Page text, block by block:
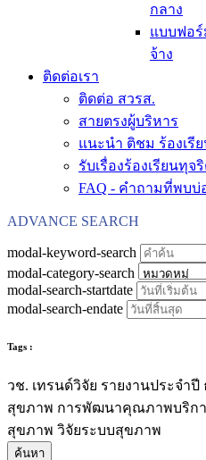
กลาง
แบบฟอร์
จ้าง
ติดต่อเรา
ติดต่อ สวรส.
สายตรงผู้บริหาร
แนะนำ ติชม ร้องเรี
รับเรื่องร้องเรียนทุจ
FAQ - คำถามที่พบบ่
ADVANCE SEARCH
modal-keyword-search
modal-category-search
modal-search-startdate
modal-search-endate
Tags :
วช. เทรนด์วิจัย รายงานประจำปี
สุขภาพ การพัฒนาคุณภาพบริก
สุขภาพ วิจัยระบบสุขภาพ
ค้นหา